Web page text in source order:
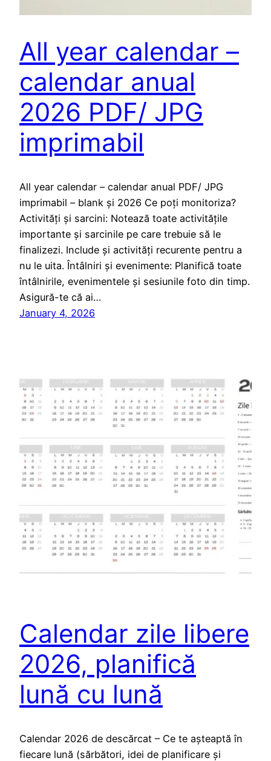
All year calendar –
calendar anual
2026 PDF/ JPG
imprimabil
All year calendar – calendar anual PDF/ JPG
imprimabil – blank și 2026 Ce poți monitoriza?
Activități și sarcini: Notează toate activitățile
importante și sarcinile pe care trebuie să le
finalizezi. Include și activități recurente pentru a
nu le uita. Întâlniri și evenimente: Planifică toate
întâlnirile, evenimentele și sesiunile foto din timp.
Asigură-te că ai…
January 4, 2026
Calendar zile libere
2026, planifică
lună cu lună
Calendar 2026 de descărcat – Ce te așteaptă în
fiecare lună (sărbători, idei de planificare și